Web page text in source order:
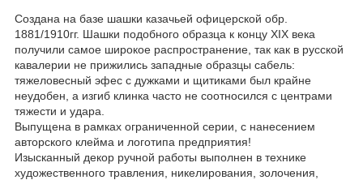
Создана на базе шашки казачьей офицерской обр.
1881/1910гг. Шашки подобного образца к концу XIX века
получили самое широкое распространение, так как в русской
кавалерии не прижились западные образцы сабель:
тяжеловесный эфес с дужками и щитиками был крайне
неудобен, а изгиб клинка часто не соотносился с центрами
тяжести и удара.
Выпущена в рамках ограниченной серии, с нанесением
авторского клейма и логотипа предприятия!
Изысканный декор ручной работы выполнен в технике
художественного травления, никелирования, золочения,